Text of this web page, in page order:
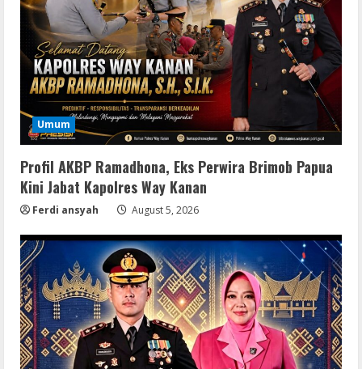
Umum
Profil AKBP Ramadhona, Eks Perwira Brimob Papua
Kini Jabat Kapolres Way Kanan
Ferdi ansyah August 5, 2026